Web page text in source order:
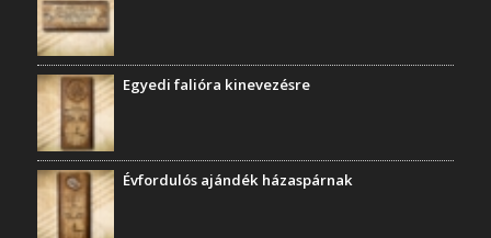
Egyedi falióra kinevezésre
Évfordulós ajándék házaspárnak